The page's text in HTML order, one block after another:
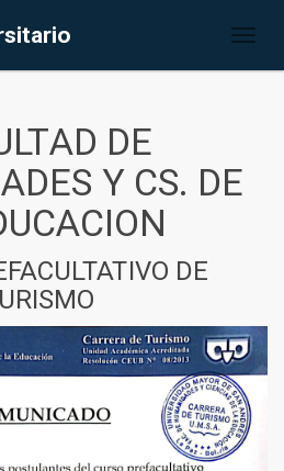
DE
Y CS. DE
DE